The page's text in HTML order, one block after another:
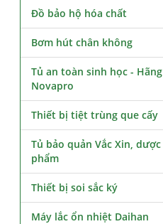
Đồ bảo hộ hóa chất
Bơm hút chân không
Tủ an toàn sinh học - Hãng
Novapro
Thiết bị tiệt trùng que cấy
Tủ bảo quản Vắc Xin, dược
phẩm
Thiết bị soi sắc ký
Máy lắc ổn nhiệt Daihan